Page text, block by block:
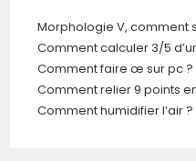
Morphologie V, comment
Comment calculer 3/5
Comment faire œ sur pc ?
Comment relier 9 points
Comment humidifier l’air ?